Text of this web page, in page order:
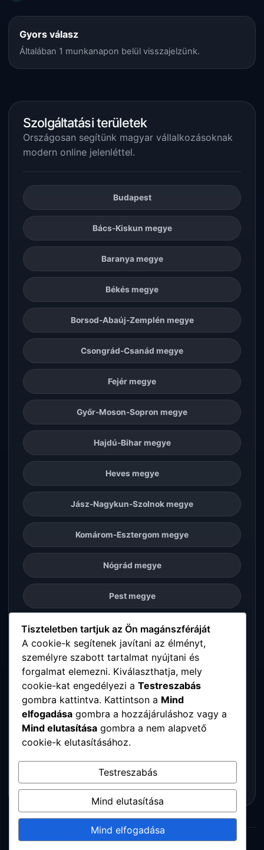
Gyors válasz
Általában 1 munkanapon belül visszajelzünk.
Szolgáltatási területek
Országosan segítünk magyar vállalkozásoknak
modern online jelenléttel.
Budapest
Bács-Kiskun megye
Baranya megye
Békés megye
Borsod-Abaúj-Zemplén megye
Csongrád-Csanád megye
Fejér megye
Győr-Moson-Sopron megye
Hajdú-Bihar megye
Heves megye
Jász-Nagykun-Szolnok megye
Komárom-Esztergom megye
Nógrád megye
Pest megye
Somogy megye
Szabolcs-Szatmár-Bereg megye
Tolna megye
Vas megye
Veszprém megye
Tiszteletben tartjuk az Ön magánszféráját
A cookie-k segítenek javítani az élményt,
személyre szabott tartalmat nyújtani és
forgalmat elemezni. Kiválaszthatja, mely
cookie-kat engedélyezi a Testreszabás
gombra kattintva. Kattintson a Mind
elfogadása gombra a hozzájáruláshoz vagy a
Mind elutasítása gombra a nem alapvető
cookie-k elutasításához.
Testreszabás
Mind elutasítása
Mind elfogadása